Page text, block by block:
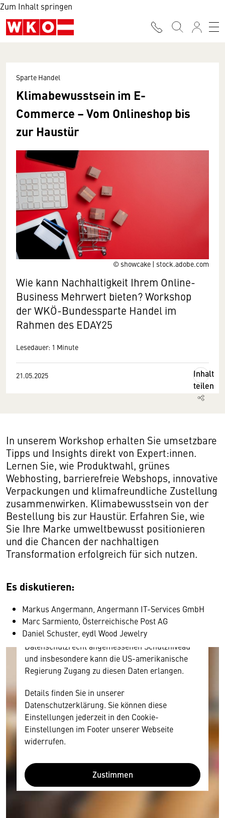
Zum Inhalt springen
© showcake | stock.adobe.com
Sparte Handel
Klimabewusstsein im E-
Commerce – Vom Onlineshop bis
zur Haustür
Wie kann Nachhaltigkeit Ihrem Online-
Business Mehrwert bieten? Workshop
der WKÖ-Bundessparte Handel im
Rahmen des EDAY25
Lesedauer: 1 Minute
21.05.2025
Inhalt
teilen
In unserem Workshop erhalten Sie umsetzbare
Tipps und Insights direkt von Expert:innen.
Lernen Sie, wie Produktwahl, grünes
Webhosting, barrierefreie Webshops, innovative
Verpackungen und klimafreundliche Zustellung
zusammenwirken. Klimabewusstsein von der
Bestellung bis zur Haustür. Erfahren Sie, wie
Sie Ihre Marke umweltbewusst positionieren
und die Chancen der nachhaltigen
Transformation erfolgreich für sich nutzen.
Es diskutieren:
Markus Angermann, Angermann IT-Services GmbH
Marc Sarmiento, Österreichische Post AG
Daniel Schuster, eydl Wood Jewelry
Wir benötigen Ihre Zustimmung
Hier würden wir Ihnen gerne einen externen
Ihre Zustimmung, da Ihr Browser
und Nutzerverhalten mitunter mit US-
amerikanischen Anbietern austauscht.
Diese Daten unterliegen keinem dem EU-
Datenschutzrecht angemessenen Schutzniveau
und insbesondere kann die US-amerikanische
Regierung Zugang zu diesen Daten erlangen.
Details finden Sie in unserer
Datenschutzerklärung. Sie können diese
Einstellungen jederzeit in den Cookie-
Einstellungen im Footer unserer Webseite
widerrufen.
Zustimmen